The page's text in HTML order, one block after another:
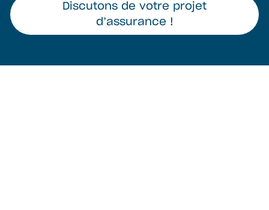
Discutons de votre projet
d’assurance !